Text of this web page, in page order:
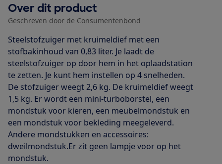
Over dit product
Geschreven door de Consumentenbond
Steelstofzuiger met kruimeldief met een
stofbakinhoud van 0,83 liter. Je laadt de
steelstofzuiger op door hem in het oplaadstation
te zetten. Je kunt hem instellen op 4 snelheden.
De stofzuiger weegt 2,6 kg. De kruimeldief weegt
1,5 kg. Er wordt een mini-turboborstel, een
mondstuk voor kieren, een meubelmondstuk en
een mondstuk voor bekleding meegeleverd.
Andere mondstukken en accessoires:
dweilmondstuk.Er zit geen lampje voor op het
mondstuk.